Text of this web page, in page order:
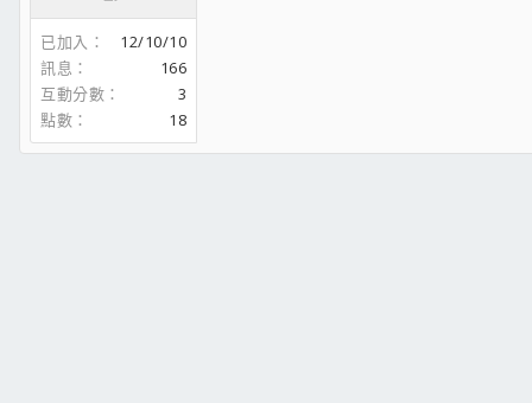
已加入
12/10/10
訊息
166
互動分數
3
點數
18